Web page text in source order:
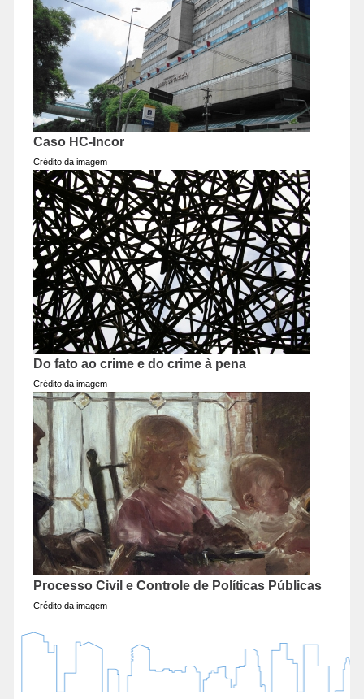
Caso HC-Incor
Crédito da imagem
Do fato ao crime e do crime à pena
Crédito da imagem
Processo Civil e Controle de Políticas Públicas
Crédito da imagem